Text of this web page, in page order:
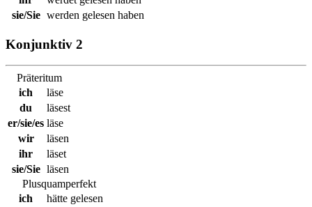
sie/Sie werden gelesen haben
Konjunktiv 2
Präteritum
ich
läse
du
läsest
er/sie/es läse
wir
läsen
ihr
läset
sie/Sie läsen
Plusquamperfekt
ich
hätte gelesen